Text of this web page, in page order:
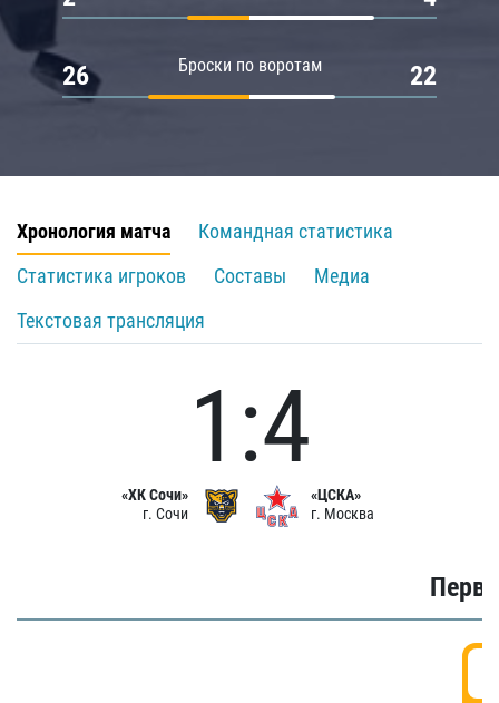
Броски по воротам
26 22
Хронология матча
Командная статистика
Статистика игроков
Составы
Медиа
Текстовая трансляция
«ХК Сочи»
г. Сочи
1:4
«ЦСКА»
г. Москва